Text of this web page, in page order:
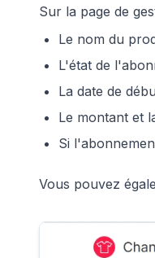
Sur la page de
Le nom du
L'état de
La date de
Le montant et
Si
Vous pouvez